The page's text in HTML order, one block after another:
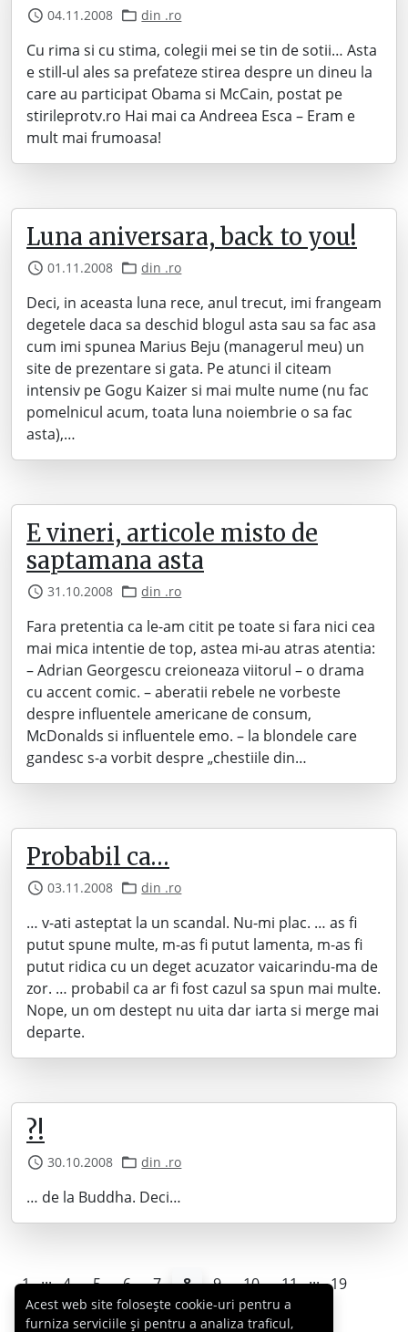
04.11.2008 din .ro
Cu rima si cu stima, colegii mei se tin de sotii… Asta
e still-ul ales sa prefateze stirea despre un dineu la
care au participat Obama si McCain, postat pe
stirileprotv.ro Hai mai ca Andreea Esca – Eram e
mult mai frumoasa!
Luna aniversara, back to you!
01.11.2008 din .ro
Deci, in aceasta luna rece, anul trecut, imi frangeam
degetele daca sa deschid blogul asta sau sa fac asa
cum imi spunea Marius Beju (managerul meu) un
site de prezentare si gata. Pe atunci il citeam
intensiv pe Gogu Kaizer si mai multe nume (nu fac
pomelnicul acum, toata luna noiembrie o sa fac
asta),…
E vineri, articole misto de
saptamana asta
31.10.2008 din .ro
Fara pretentia ca le-am citit pe toate si fara nici cea
mai mica intentie de top, astea mi-au atras atentia:
– Adrian Georgescu creioneaza viitorul – o drama
cu accent comic. – aberatii rebele ne vorbeste
despre influentele americane de consum,
McDonalds si influentele emo. – la blondele care
gandesc s-a vorbit despre „chestiile din…
Probabil ca…
03.11.2008 din .ro
… v-ati asteptat la un scandal. Nu-mi plac. … as fi
putut spune multe, m-as fi putut lamenta, m-as fi
putut ridica cu un deget acuzator vaicarindu-ma de
zor. … probabil ca ar fi fost cazul sa spun mai multe.
Nope, un om destept nu uita dar iarta si merge mai
departe.
?!
30.10.2008 din .ro
… de la Buddha. Deci…
1 ... 4 5 6 7 8 9 10 11 ... 19
Acest web site folosește cookie-uri pentru a
furniza serviciile și pentru a analiza traficul,